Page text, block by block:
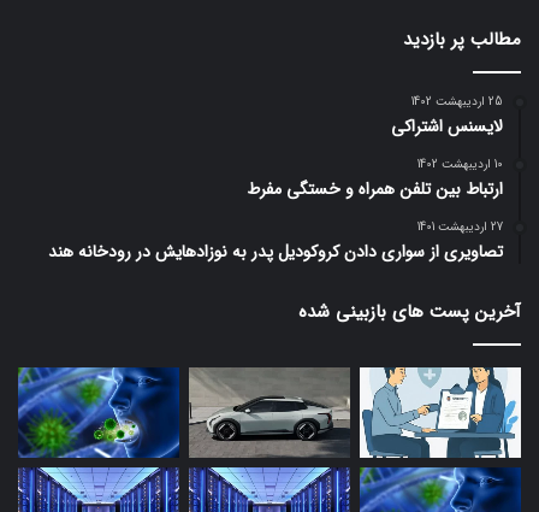
مطالب پر بازدید
25 اردیبهشت 1402
لایسنس اشتراکی
10 اردیبهشت 1402
ارتباط بین تلفن همراه و خستگی مفرط
27 اردیبهشت 1401
تصاویری از سواری دادن کروکودیل پدر به نوزادهایش در رودخانه هند
آخرین پست های بازبینی شده